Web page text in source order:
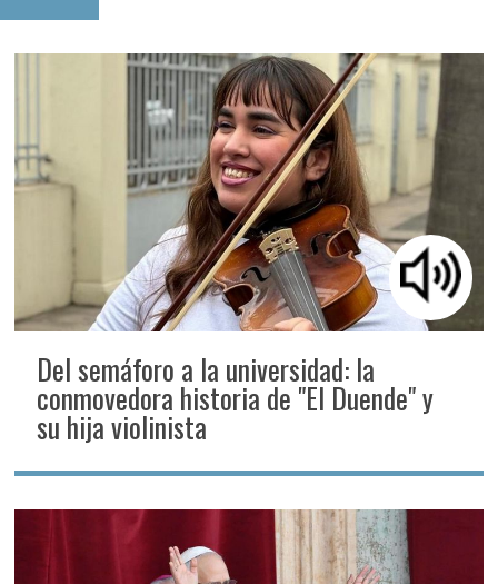
Del semáforo a la universidad: la
conmovedora historia de "El Duende" y
su hija violinista